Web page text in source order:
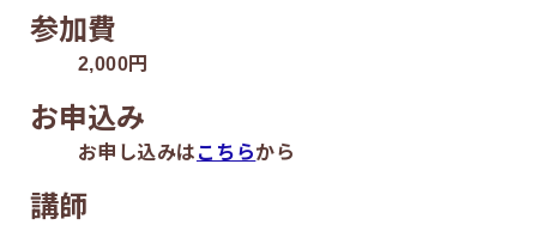
参加費
2,000円
お申込み
お申し込みは こちらから
講師